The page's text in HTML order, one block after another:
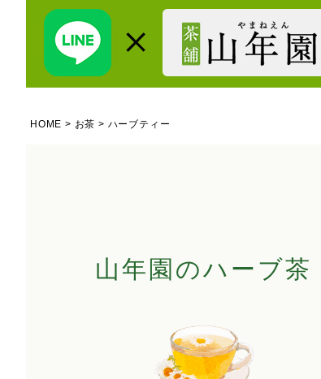
HOME お茶 ハーブティー
山年園のハーブ茶